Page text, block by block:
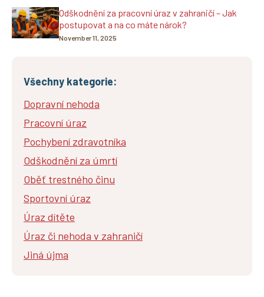
Odškodnění za pracovní úraz v zahraničí – Jak
postupovat a na co máte nárok?
November 11, 2025
Všechny kategorie:
Dopravní nehoda
Pracovní úraz
Pochybení zdravotníka
Odškodnění za úmrtí
Oběť trestného činu
Sportovní úraz
Úraz dítěte
Úraz či nehoda v zahraničí
Jiná újma